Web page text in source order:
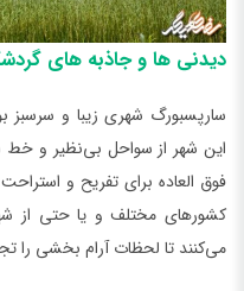
دیدنی‌ ها و جاذبه‌ های
سارپسبورگ شهری زیبا و سرسبز
این شهر از سواحل بی‌نظیر و خط
فوق العاده برای تفریح و
کشورهای مختلف و یا حتی از
می‌کنند تا لحظات آرام بخشی را